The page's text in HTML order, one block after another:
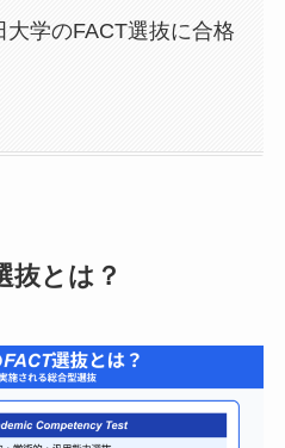
大学のFACT選抜に合格
抜とは？